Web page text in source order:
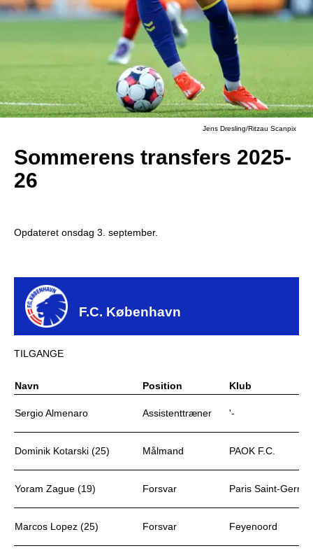
Jens Dresling/Ritzau Scanpix
Sommerens transfers 2025-
26
Opdateret onsdag 3. september.
F.C. København
TILGANGE
Navn Position Klub
Sergio Almenaro Assistenttræner '-
Dominik Kotarski (25) Målmand PAOK F.C.
Yoram Zague (19) Forsvar Paris Saint-
Marcos Lopez (25) Forsvar Feyenoord